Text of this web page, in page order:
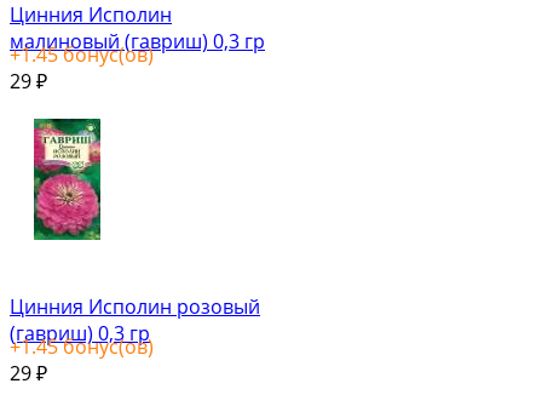
Цинния Исполин
малиновый (гавриш) 0,3 гр
+1.45бонус(ов)
29 ₽
Цинния Исполин розовый
(гавриш) 0,3 гр
+1.45бонус(ов)
29 ₽